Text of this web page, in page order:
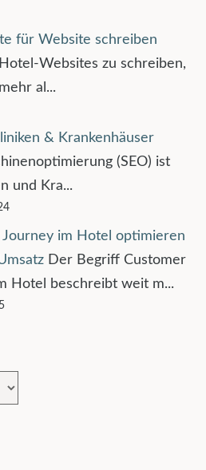
für Website schreiben
Websites zu schreiben,
al...
& Krankenhäuser
(SEO) ist
und Kra...
Journey im Hotel optimieren
Der Begriff Customer
Hotel beschreibt weit m...